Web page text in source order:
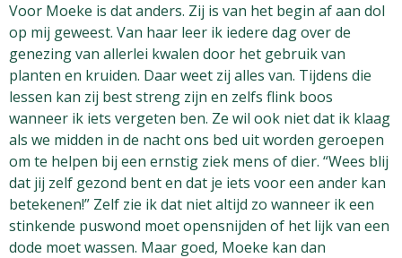
Voor Moeke is dat anders. Zij is van het begin af aan dol
op mij geweest. Van haar leer ik iedere dag over de
genezing van allerlei kwalen door het gebruik van
planten en kruiden. Daar weet zij alles van. Tijdens die
lessen kan zij best streng zijn en zelfs flink boos
wanneer ik iets vergeten ben. Ze wil ook niet dat ik klaag
als we midden in de nacht ons bed uit worden geroepen
om te helpen bij een ernstig ziek mens of dier. “Wees blij
dat jij zelf gezond bent en dat je iets voor een ander kan
betekenen!” Zelf zie ik dat niet altijd zo wanneer ik een
stinkende puswond moet opensnijden of het lijk van een
dode moet wassen. Maar goed, Moeke kan dan